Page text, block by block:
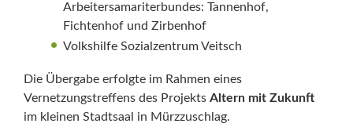
Arbeitersamariterbundes: Tannenhof,
Fichtenhof und Zirbenhof
Volkshilfe Sozialzentrum Veitsch
Die Übergabe erfolgte im Rahmen eines
Vernetzungstreffens des ProjektsAltern mit Zukunft
im kleinen Stadtsaal in Mürzzuschlag.